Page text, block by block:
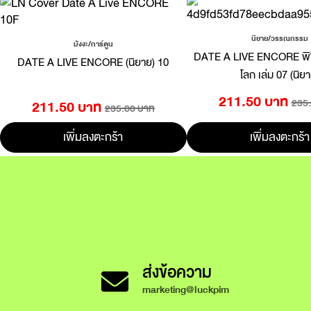
มังงะ/การ์ตูน
DATE A LIVE ENCORE (นิยาย) 10
211.50 บาท 235.00 บาท
เพิ่มลงตะกร้า
นิยาย/วรรณกรรม
DATE A LIVE
โลก เล่ม 07 (นิย
211.50 บาท
เพิ่มลงตะกร้า
ส่งข้อความ
marketing@luckpim